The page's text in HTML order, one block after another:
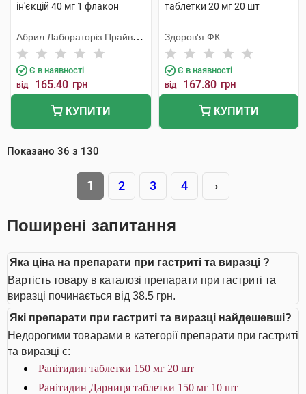
ін'єкцій 40 мг 1 флакон
Абрил Лабораторіз Прайвет
Лімітед
Є в наявності
від 165.40 грн
КУПИТИ
таблетки 20 мг 20 шт
Здоров'я ФК
Є в наявності
від 167.80 грн
КУПИТИ
Показано 36 з 130
1 2 3 4 ›
Поширені запитання
Яка ціна на препарати при гастриті та виразці ?
Вартість товару в каталозі препарати при гастриті та
виразці починається від 38.5 грн.
Які препарати при гастриті та виразці найдешевші?
Недорогими товарами в категорії препарати при гастриті
та виразці є:
Ранітидин таблетки 150 мг 20 шт
Ранітидин Дарниця таблетки 150 мг 10 шт